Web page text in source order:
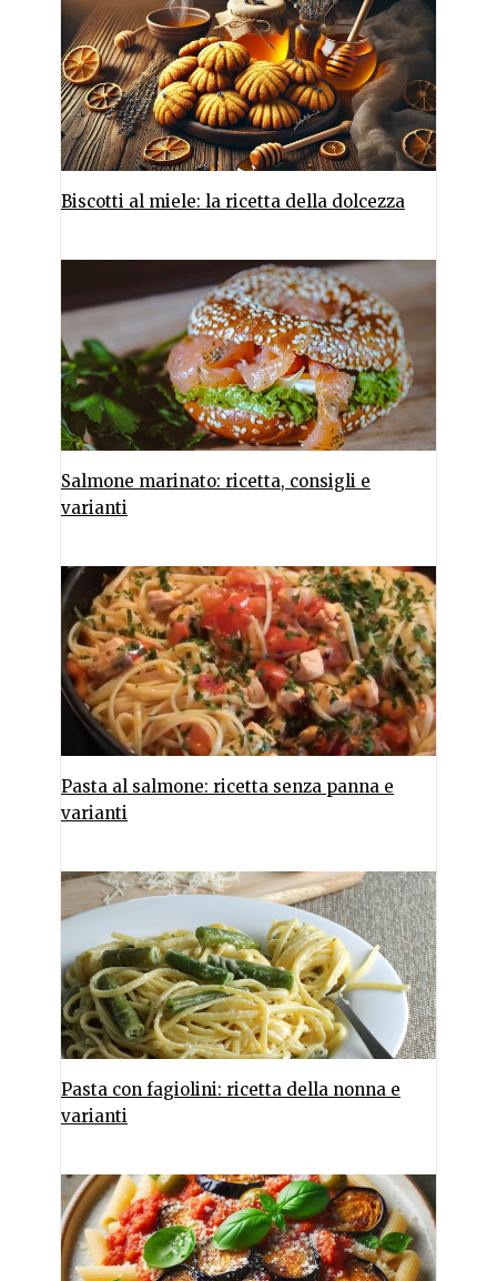
Biscotti al miele: la ricetta della dolcezza
Salmone marinato: ricetta, consigli e
varianti
Pasta al salmone: ricetta senza panna e
varianti
Pasta con fagiolini: ricetta della nonna e
varianti